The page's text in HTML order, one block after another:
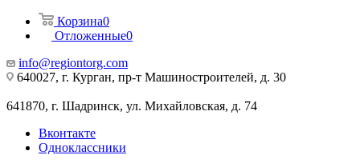
Корзина0
Отложенные0
info@regiontorg.com
640027, г. Курган, пр-т Машиностроителей, д. 30
641870, г. Шадринск, ул. Михайловская, д. 74
Вконтакте
Одноклассники